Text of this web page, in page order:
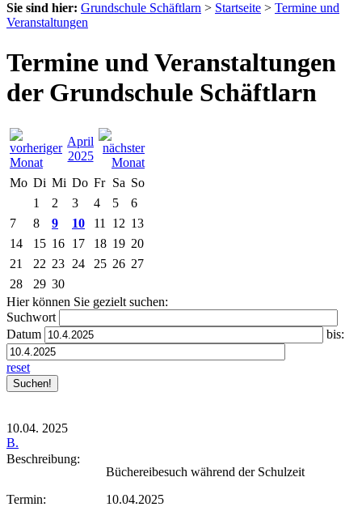
Sie sind hier: Grundschule Schäftlarn > Startseite > Termine und
Veranstaltungen
Termine und Veranstaltungen
der Grundschule Schäftlarn
April
2025
Mo Di Mi Do Fr Sa So
1
2 3 4 5
6
7
8 9 10 11 12 13
14
15 16 17 18 19 20
21
22 23 24 25 26 27
28
29 30
Hier können Sie gezielt suchen:
Suchwort
Datum
bis:
reset
10.04. 2025
B.
Beschreibung:
Büchereibesuch während der Schulzeit
Termin:
10.04.2025